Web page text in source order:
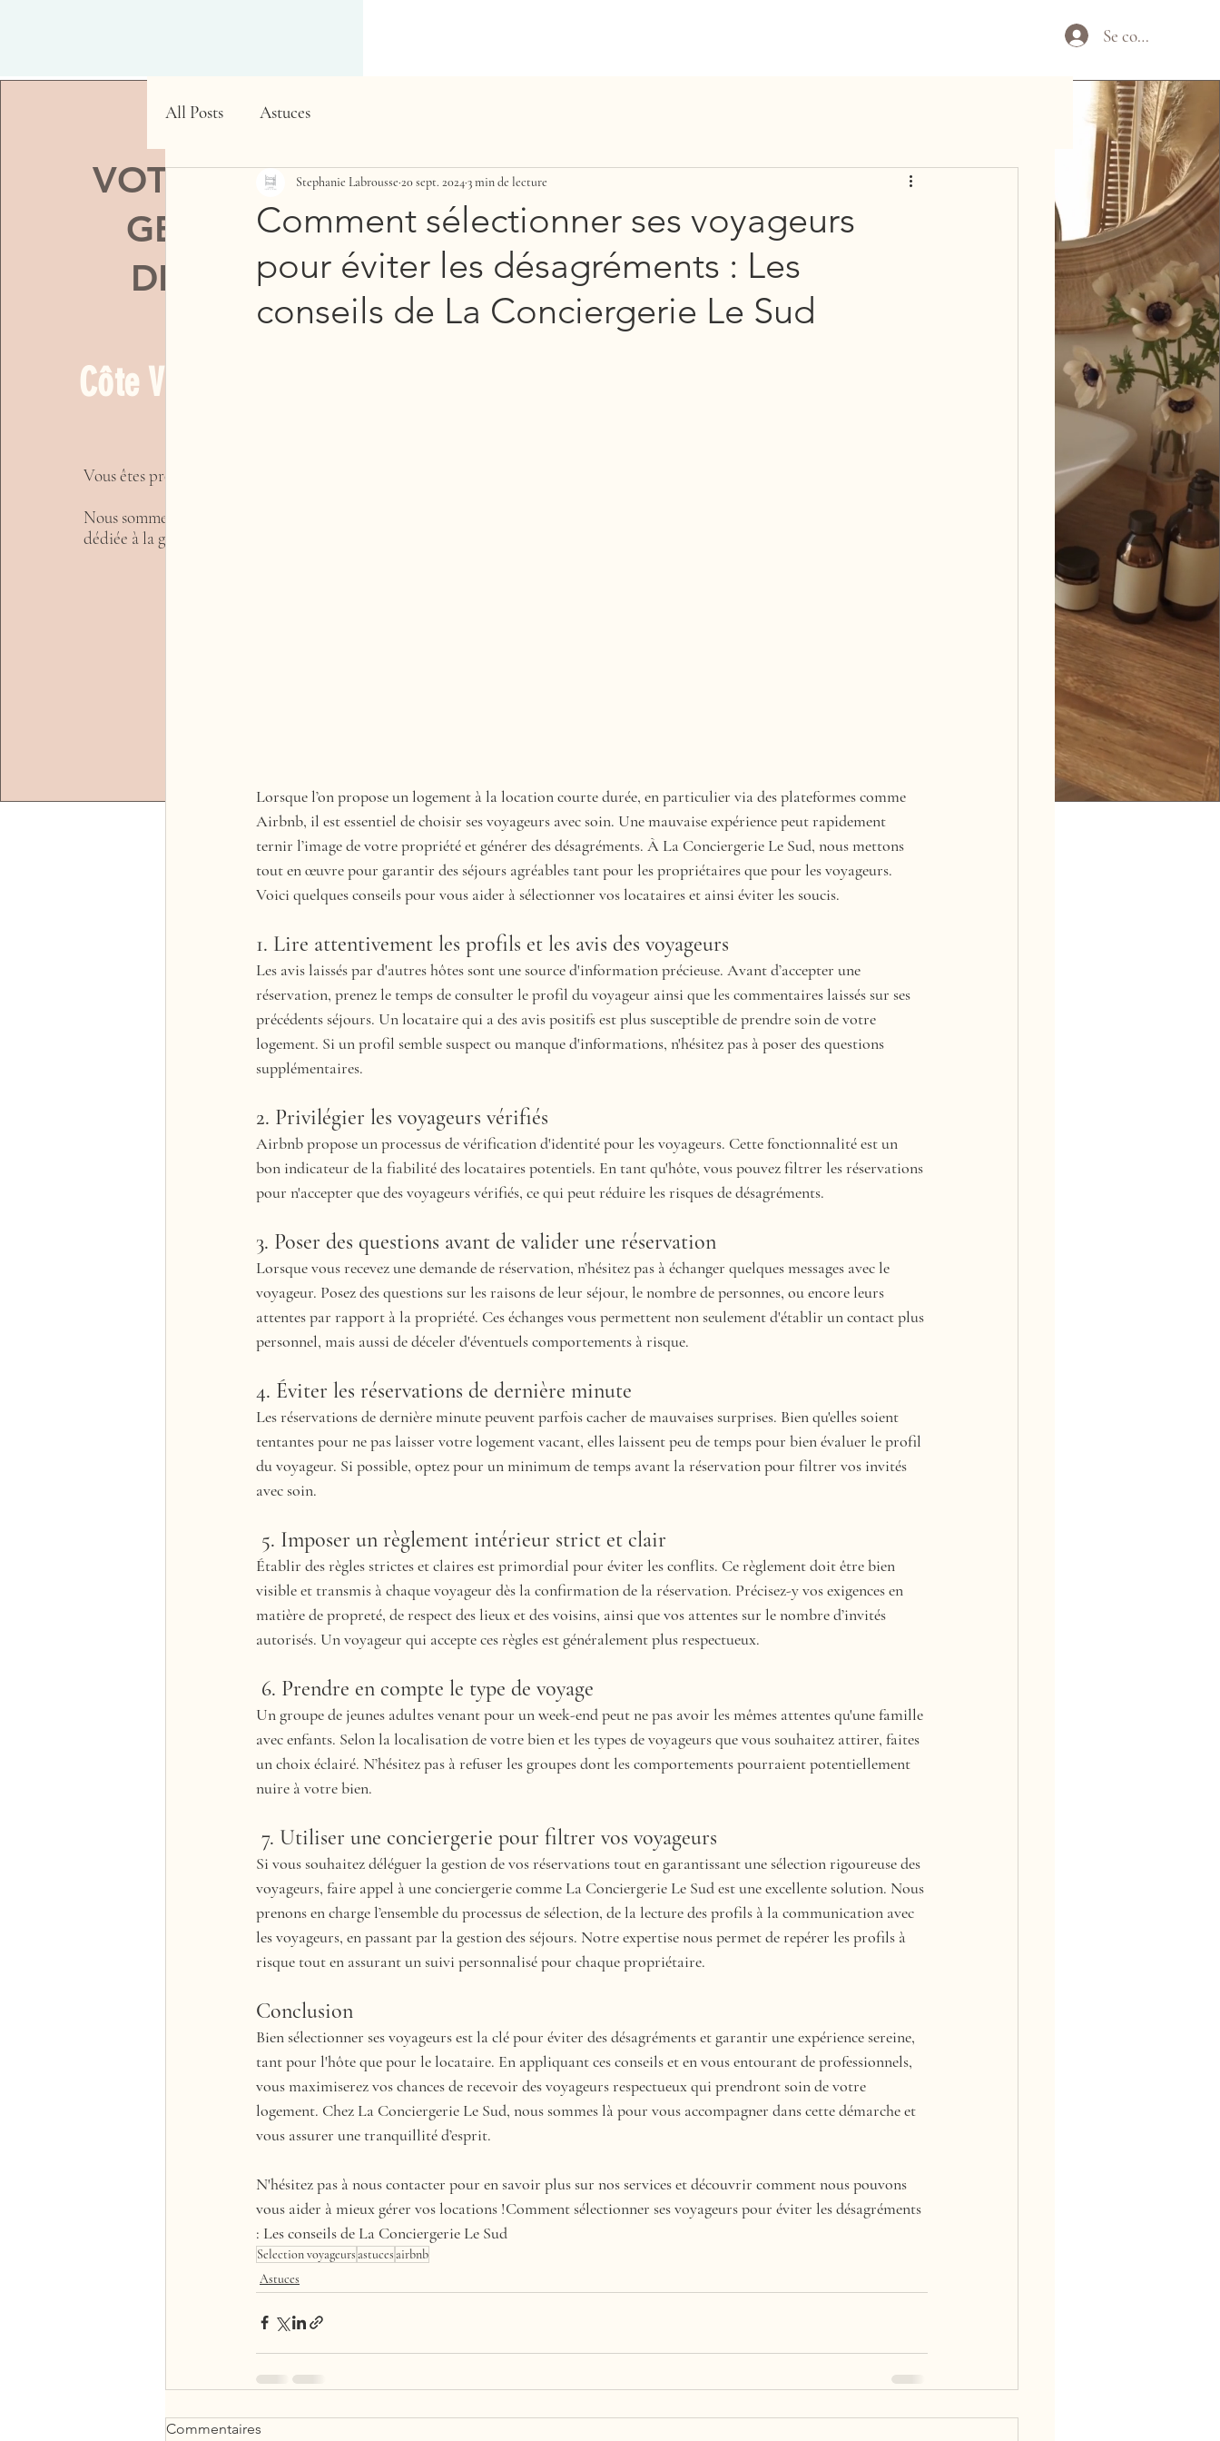
Se connecter
VOTRE PARTENAIRE EN
GESTION LOCATIVE
DE COURTE DURÉE
Côte Vermeille et Côte Radieuse
Vous êtes propriétaire dans le 66 ?
Nous sommes une conciergerie locale, réactive et professionnelle,
dédiée à la gestion de locations courte durée.
All Posts Astuces
Comment sélectionner ses voyageurs
pour éviter les désagréments : Les
conseils de La Conciergerie Le Sud
Stephanie Labrousse 20 sept. 20243 min de lecture
Lorsque l’on propose un logement à la location courte durée, en particulier via des plateformes comme
Airbnb, il est essentiel de choisir ses voyageurs avec soin. Une mauvaise expérience peut rapidement
ternir l’image de votre propriété et générer des désagréments. À La Conciergerie Le Sud, nous mettons
tout en œuvre pour garantir des séjours agréables tant pour les propriétaires que pour les voyageurs.
Voici quelques conseils pour vous aider à sélectionner vos locataires et ainsi éviter les soucis.
1. Lire attentivement les profils et les avis des voyageurs
Les avis laissés par d'autres hôtes sont une source d'information précieuse. Avant d’accepter une
réservation, prenez le temps de consulter le profil du voyageur ainsi que les commentaires laissés sur ses
précédents séjours. Un locataire qui a des avis positifs est plus susceptible de prendre soin de votre
logement. Si un profil semble suspect ou manque d'informations, n'hésitez pas à poser des questions
supplémentaires.
2. Privilégier les voyageurs vérifiés
Airbnb propose un processus de vérification d'identité pour les voyageurs. Cette fonctionnalité est un
bon indicateur de la fiabilité des locataires potentiels. En tant qu'hôte, vous pouvez filtrer les réservations
pour n'accepter que des voyageurs vérifiés, ce qui peut réduire les risques de désagréments.
3. Poser des questions avant de valider une réservation
Lorsque vous recevez une demande de réservation, n’hésitez pas à échanger quelques messages avec le
voyageur. Posez des questions sur les raisons de leur séjour, le nombre de personnes, ou encore leurs
attentes par rapport à la propriété. Ces échanges vous permettent non seulement d'établir un contact plus
personnel, mais aussi de déceler d'éventuels comportements à risque.
4. Éviter les réservations de dernière minute
Les réservations de dernière minute peuvent parfois cacher de mauvaises surprises. Bien qu'elles soient
tentantes pour ne pas laisser votre logement vacant, elles laissent peu de temps pour bien évaluer le profil
du voyageur. Si possible, optez pour un minimum de temps avant la réservation pour filtrer vos invités
avec soin.
5. Imposer un règlement intérieur strict et clair
Établir des règles strictes et claires est primordial pour éviter les conflits. Ce règlement doit être bien
visible et transmis à chaque voyageur dès la confirmation de la réservation. Précisez-y vos exigences en
matière de propreté, de respect des lieux et des voisins, ainsi que vos attentes sur le nombre d’invités
autorisés. Un voyageur qui accepte ces règles est généralement plus respectueux.
6. Prendre en compte le type de voyage
Un groupe de jeunes adultes venant pour un week-end peut ne pas avoir les mêmes attentes qu'une famille
avec enfants. Selon la localisation de votre bien et les types de voyageurs que vous souhaitez attirer, faites
un choix éclairé. N’hésitez pas à refuser les groupes dont les comportements pourraient potentiellement
nuire à votre bien.
7. Utiliser une conciergerie pour filtrer vos voyageurs
Si vous souhaitez déléguer la gestion de vos réservations tout en garantissant une sélection rigoureuse des
voyageurs, faire appel à une conciergerie comme La Conciergerie Le Sud est une excellente solution. Nous
prenons en charge l’ensemble du processus de sélection, de la lecture des profils à la communication avec
les voyageurs, en passant par la gestion des séjours. Notre expertise nous permet de repérer les profils à
risque tout en assurant un suivi personnalisé pour chaque propriétaire.
Conclusion
Bien sélectionner ses voyageurs est la clé pour éviter des désagréments et garantir une expérience sereine,
tant pour l'hôte que pour le locataire. En appliquant ces conseils et en vous entourant de professionnels,
vous maximiserez vos chances de recevoir des voyageurs respectueux qui prendront soin de votre
logement. Chez La Conciergerie Le Sud, nous sommes là pour vous accompagner dans cette démarche et
vous assurer une tranquillité d’esprit.
N'hésitez pas à nous contacter pour en savoir plus sur nos services et découvrir comment nous pouvons
vous aider à mieux gérer vos locations !Comment sélectionner ses voyageurs pour éviter les désagréments
: Les conseils de La Conciergerie Le Sud
Selection voyageursastucesairbnb
Astuces
Commentaires